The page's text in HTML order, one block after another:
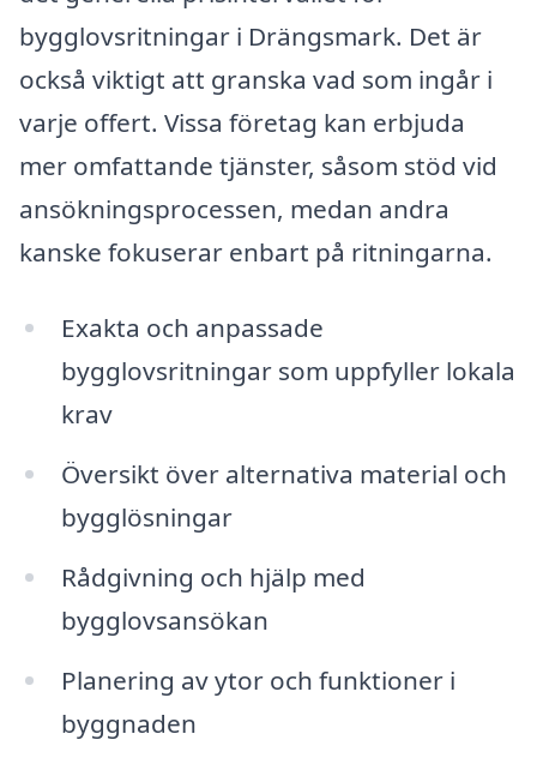
bygglovsritningar i Drängsmark. Det är
också viktigt att granska vad som ingår i
varje offert. Vissa företag kan erbjuda
mer omfattande tjänster, såsom stöd vid
ansökningsprocessen, medan andra
kanske fokuserar enbart på ritningarna.
Exakta och anpassade
bygglovsritningar som uppfyller lokala
krav
Översikt över alternativa material och
bygglösningar
Rådgivning och hjälp med
bygglovsansökan
Planering av ytor och funktioner i
byggnaden